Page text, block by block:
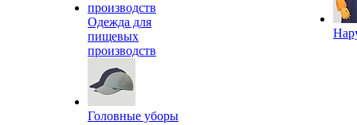
Одежда для
пищевых
производств
Головные уборы